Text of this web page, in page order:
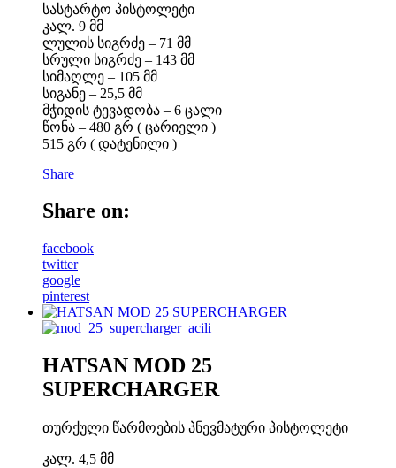
სასტარტო პისტოლეტი
კალ. 9 მმ
ლულის სიგრძე – 71 მმ
სრული სიგრძე – 143 მმ
სიმაღლე – 105 მმ
სიგანე – 25,5 მმ
მჭიდის ტევადობა – 6 ცალი
წონა – 480 გრ ( ცარიელი )
515 გრ ( დატენილი )
Share
Share on:
facebook
twitter
google
pinterest
HATSAN MOD 25
SUPERCHARGER
თურქული წარმოების პნევმატური პისტოლეტი
კალ. 4,5 მმ